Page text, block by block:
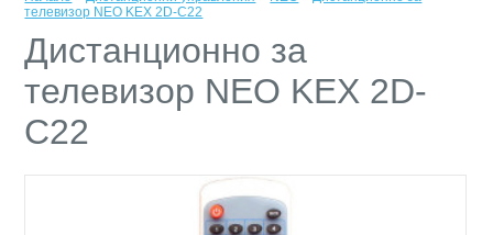
телевизор NEO KEX 2D-C22
Дистанционно за
телевизор NEO KEX 2D-
C22